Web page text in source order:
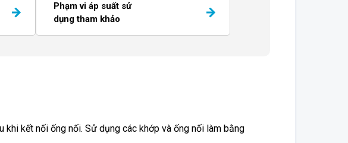
Phạm vi áp suất sử
dụng tham khảo
kết nối ống nối. Sử dụng các khớp và ống nối làm bằng